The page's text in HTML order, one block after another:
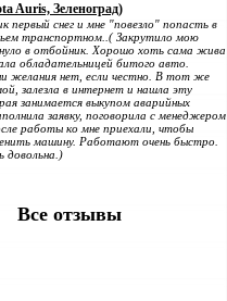
Auris, Зеленоград)
первый снег и мне "повезло" попасть в
транспортном..( Закрутило мою
в отбойник. Хорошо хоть сама жива
обладательницей битого авто.
желания нет, если честно. В тот же
залезла в интернет и нашла эту
занимается выкупом аварийных
заявку, поговорила с менеджером
работы ко мне приехали, чтобы
машину. Работают очень быстро.
довольна.)
Все отзывы